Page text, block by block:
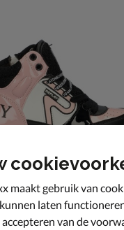
maakt gebruik van
laten
van de